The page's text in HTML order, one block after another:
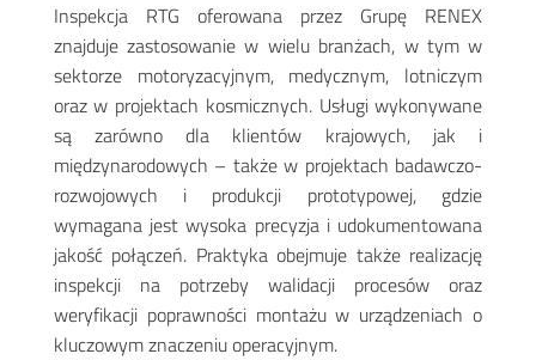
Inspekcja RTG oferowana przez Grupę RENEX
znajduje zastosowanie w wielu branżach, w tym w
sektorze motoryzacyjnym, medycznym, lotniczym
oraz w projektach kosmicznych. Usługi wykonywane
są zarówno dla klientów krajowych, jak i
międzynarodowych – także w projektach badawczo-
rozwojowych i produkcji prototypowej, gdzie
wymagana jest wysoka precyzja i udokumentowana
jakość połączeń. Praktyka obejmuje także realizację
inspekcji na potrzeby walidacji procesów oraz
weryfikacji poprawności montażu w urządzeniach o
kluczowym znaczeniu operacyjnym.